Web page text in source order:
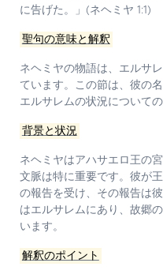
に告げた。」(ネヘミヤ 1:1)
聖句の意味と解釈
ネヘミヤの物語は、エルサ
ています。この節は、彼の
エルサレムの状況について
背景と状況
ネヘミヤはアハサエロ王の
文脈は特に重要です。彼が
の報告を受け、その報告は
はエルサレムにあり、故郷
います。
解釈のポイント